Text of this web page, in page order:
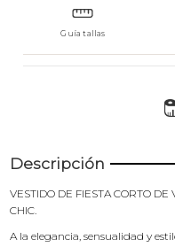
Guía tallas
Descripción
VESTIDO DE FIESTA CORTO
CHIC.
A la elegancia, sensualidad y